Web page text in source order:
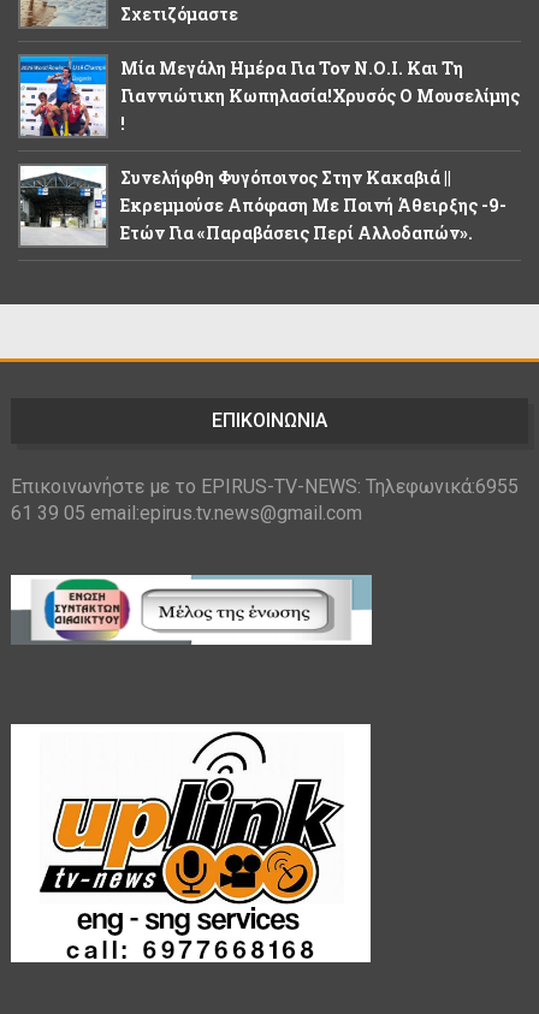
Σχετιζόμαστε
Μία Μεγάλη Ημέρα Για Τον Ν.Ο.Ι. Και Τη
Γιαννιώτικη Κωπηλασία!Χρυσός Ο Μουσελίμης
!
Συνελήφθη Φυγόποινος Στην Κακαβιά ||
Εκρεμμούσε Απόφαση Με Ποινή Άθειρξης -9-
Ετών Για «παραβάσεις Περί Αλλοδαπών».
ΕΠΙΚΟΙΝΩΝΙΑ
Επικοινωνήστε με το EPIRUS-TV-NEWS: Τηλεφωνικά:6955
61 39 05 email:epirus.tv.news@gmail.com